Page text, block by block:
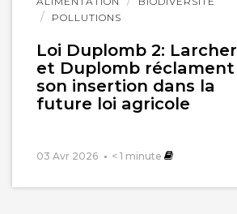
POLLUTIONS
Loi Duplomb 2: Larcher
et Duplomb réclament
son insertion dans la
future loi agricole
03 Avr 2026 < 1 minute
l'article